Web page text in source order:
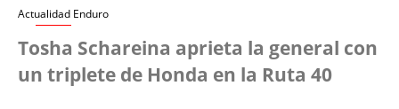
Actualidad Enduro
Tosha Schareina aprieta la general con
un triplete de Honda en la Ruta 40